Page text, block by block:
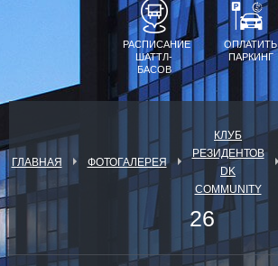
РАСПИСАНИЕ
ШАТТЛ-
БАСОВ
ОПЛАТИТЬ
ПАРКИНГ
ГЛАВНАЯ ФОТОГАЛЕРЕЯ
КЛУБ
РЕЗИДЕНТОВ
DK
COMMUNITY
26